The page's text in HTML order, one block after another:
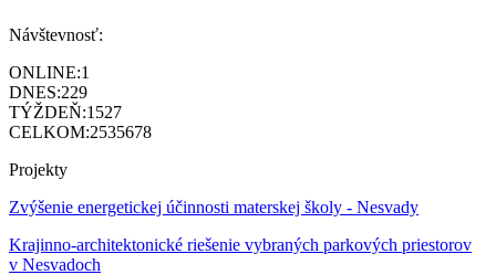
Návštevnosť:
ONLINE:1
DNES:229
TÝŽDEŇ:1527
CELKOM:2535678
Projekty
Zvýšenie energetickej účinnosti materskej školy - Nesvady
Krajinno-architektonické riešenie vybraných parkových priestorov
v Nesvadoch